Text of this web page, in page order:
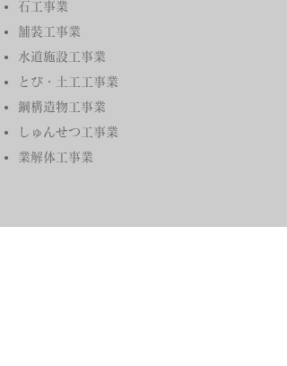
石工事業
舗装工事業
水道施設工事業
とび・土工工事業
鋼構造物工事業
しゅんせつ工事業
業解体工事業